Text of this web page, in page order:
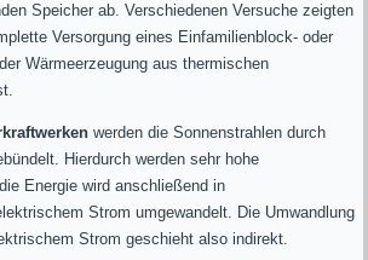
Speicher ab. Verschiedenen Versuche zeigten
Versorgung eines Einfamilienblock- oder
Wärmeerzeugung aus thermischen
werden die Sonnenstrahlen durch
Hierdurch werden sehr hohe
Energie wird anschließend in
Strom umgewandelt. Die Umwandlung
Strom geschieht also indirekt.